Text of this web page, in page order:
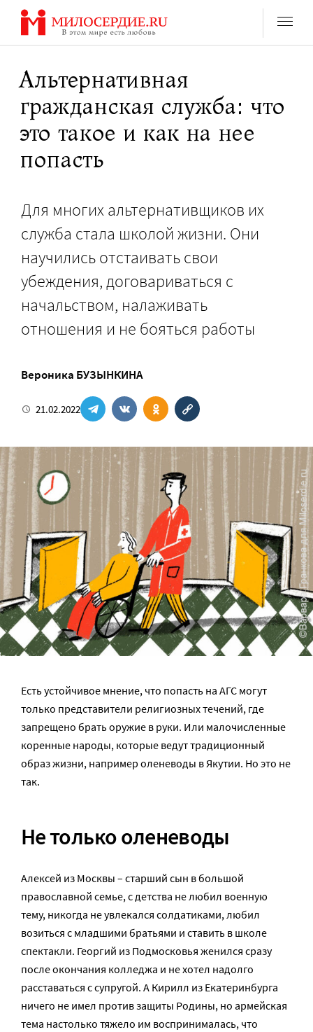
Перейти
содержанию
Альтернативная
гражданская служба: что
это такое и как на нее
попасть
Для многих альтернативщиков их
служба стала школой жизни. Они
научились отстаивать свои
убеждения, договариваться с
начальством, налаживать
отношения и не бояться работы
Вероника БУЗЫНКИНА
21.02.2022
Есть устойчивое мнение, что попасть на АГС могут
только представители религиозных течений, где
запрещено брать оружие в руки. Или малочисленные
коренные народы, которые ведут традиционный
образ жизни, например оленеводы в Якутии. Но это не
так.
Не только оленеводы
Алексей из Москвы – старший сын в большой
православной семье, с детства не любил военную
тему, никогда не увлекался солдатиками, любил
возиться с младшими братьями и ставить в школе
спектакли. Георгий из Подмосковья женился сразу
после окончания колледжа и не хотел надолго
расставаться с супругой. А Кирилл из Екатеринбурга
ничего не имел против защиты Родины, но армейская
тема настолько тяжело им воспринималась, что